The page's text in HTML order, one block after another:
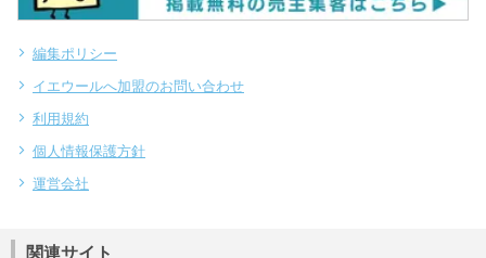
編集ポリシー
イエウールへ加盟のお問い合わせ
利用規約
個人情報保護方針
運営会社
関連サイト